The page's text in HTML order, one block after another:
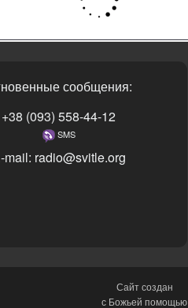
сообщения:
+38 (093) 558-44-12
SMS
mail: radio@svitle.org
Сайт создан
с Божьей помощью